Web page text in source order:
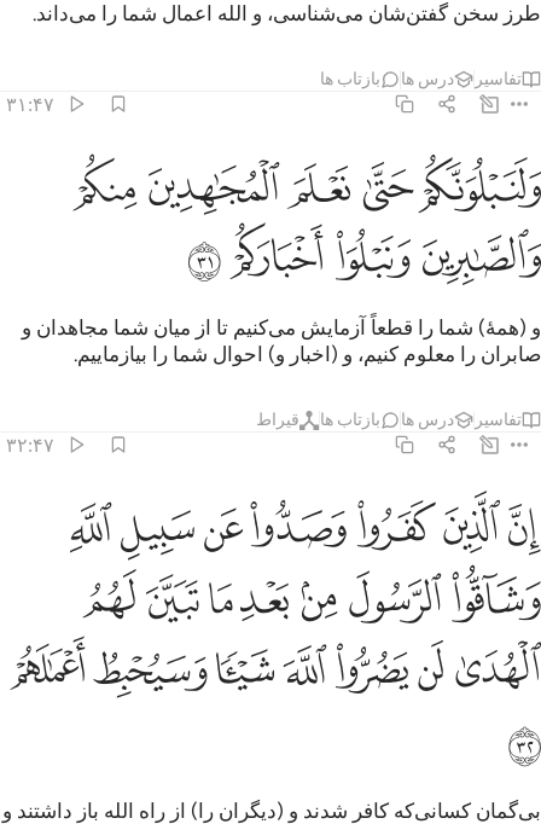
طرز سخن گفتن‌شان می‌شناسی، و الله اعمال شما را می‌داند.
تفاسیر درس ها بازتاب ها
۳۱:۴۷
ولنبلونكم حتى نعلم المجاهدين منكم والصابرين ونبلو اخباركم ٣١
وَلَنَبْلُوَنَّكُمْ حَتَّىٰ نَعْلَمَ ٱلْمُجَـٰهِدِينَ مِنكُمْ وَٱلصَّـٰبِرِينَ وَنَبْلُوَا۟ أَخْبَارَكُمْ ٣١
ﱐﱑﱒﱓﱔ
ﱕﱖﱗﱘ
و (همۀ) شما را قطعاً آزمایش می‌کنیم تا از میان شما مجاهدان و
صابران را معلوم کنیم، و (اخبار و) احوال شما را بیازماییم.
تفاسیر درس ها بازتاب ها قیراط
۳۲:۴۷
ان الذين كفروا وصدوا عن سبيل الله وشاقوا الرسول من بعد ما تبين
إِنَّ ٱلَّذِينَ كَفَرُوا۟ وَصَدُّوا۟ عَن سَبِيلِ ٱللَّهِ وَشَآقُّوا۟ ٱلرَّسُولَ مِنۢ بَعْدِ مَا تَبَيَّنَ
ﱙﱚﱛﱜﱝﱞﱟ
ﱠﱡﱢﱣﱤﱥﱦ
ﱧﱨﱩﱪﱫﱬﱭ
ﱮ
بی‌گمان کسانی‌که کافر شدند و (دیگران را) از راه الله باز داشتند و